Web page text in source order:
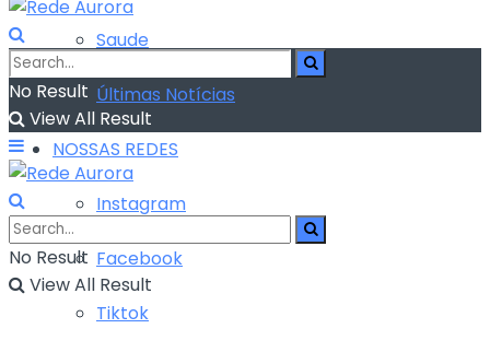
Saude
Últimas Notícias
NOSSAS REDES
Instagram
Facebook
Tiktok
No Result
View All Result
No Result
View All Result